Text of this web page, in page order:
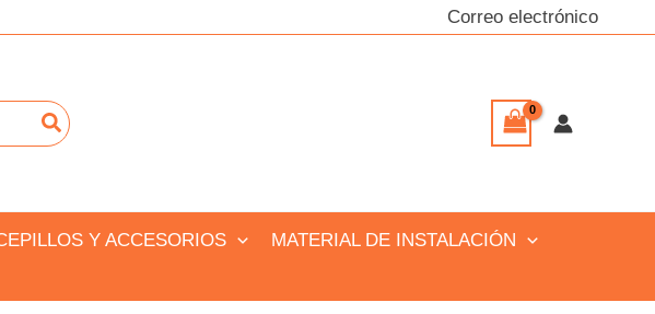
Correo electrónico
Y ACCESORIOS
MATERIAL DE INSTALACIÓN